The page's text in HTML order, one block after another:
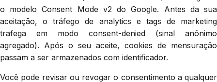
o modelo Consent Mode v2 do Google. Antes da sua
aceitação, o tráfego de analytics e tags de marketing
trafega em modo consent-denied (sinal anônimo
agregado). Após o seu aceite, cookies de mensuração
passam a ser armazenados com identificador.
Você pode revisar ou revogar o consentimento a qualquer